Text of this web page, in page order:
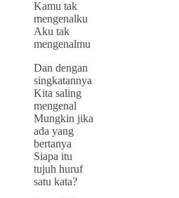
Kamu tak
mengenalku
Aku tak
mengenalmu
Dan dengan
singkatannya
Kita saling
mengenal
Mungkin jika
ada yang
bertanya
Siapa itu
tujuh huruf
satu kata?